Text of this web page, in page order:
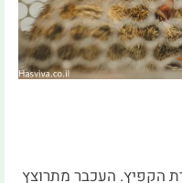
הקפיץ. העכבר מתרוצץ